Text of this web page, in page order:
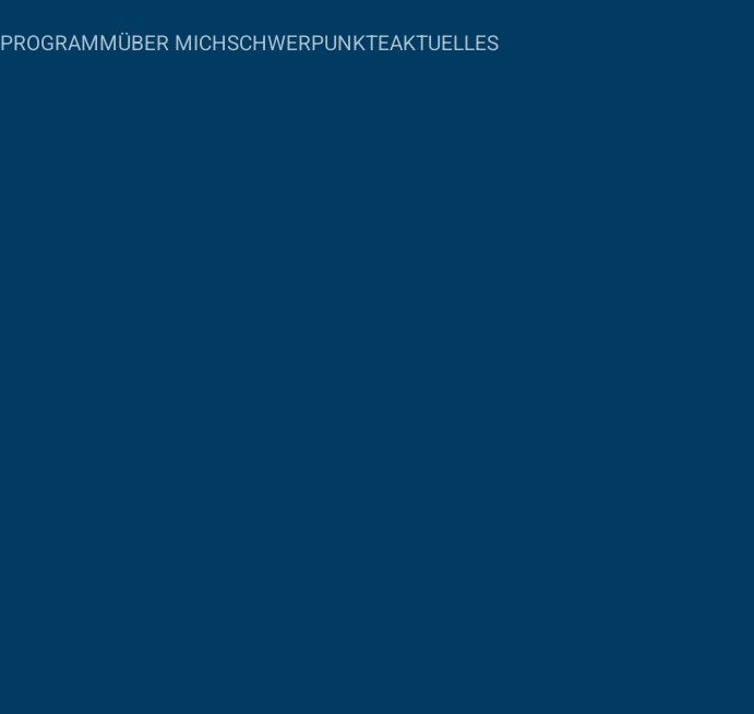
PROGRAMMÜBER MICHSCHWERPUNKTEAKTUELLES